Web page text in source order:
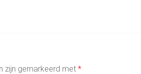
zijn gemarkeerd met *